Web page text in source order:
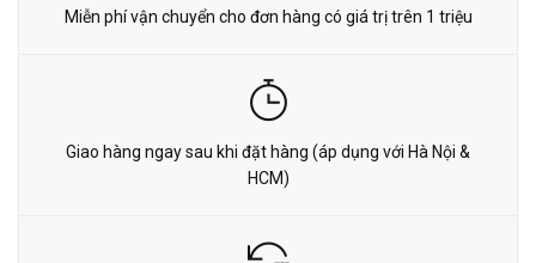
Miễn phí vận chuyển cho đơn hàng có giá trị trên 1 triệu
Giao hàng ngay sau khi đặt hàng (áp dụng với Hà Nội &
HCM)